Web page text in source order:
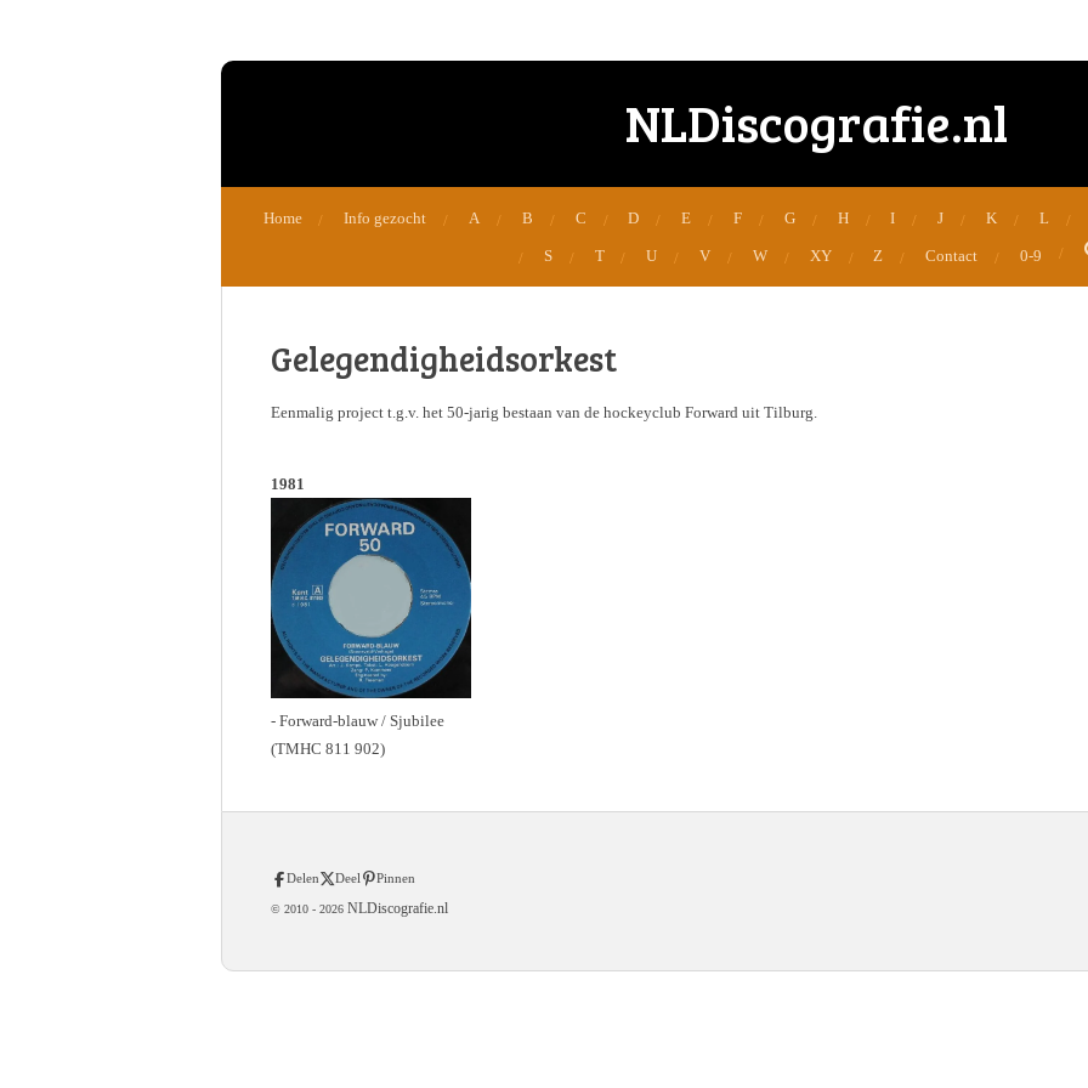
NLDiscografie.nl
Home Info gezocht A B C D E F G H I J K L
S T U V W XY Z Contact 0-9
Gelegendigheidsorkest
Eenmalig project t.g.v. het 50-jarig bestaan van de hockeyclub Forward uit Tilburg.
1981
- Forward-blauw / Sjubilee
(TMHC 811 902)
Delen Deel Pinnen
© 2010 - 2026 NLDiscografie.nl